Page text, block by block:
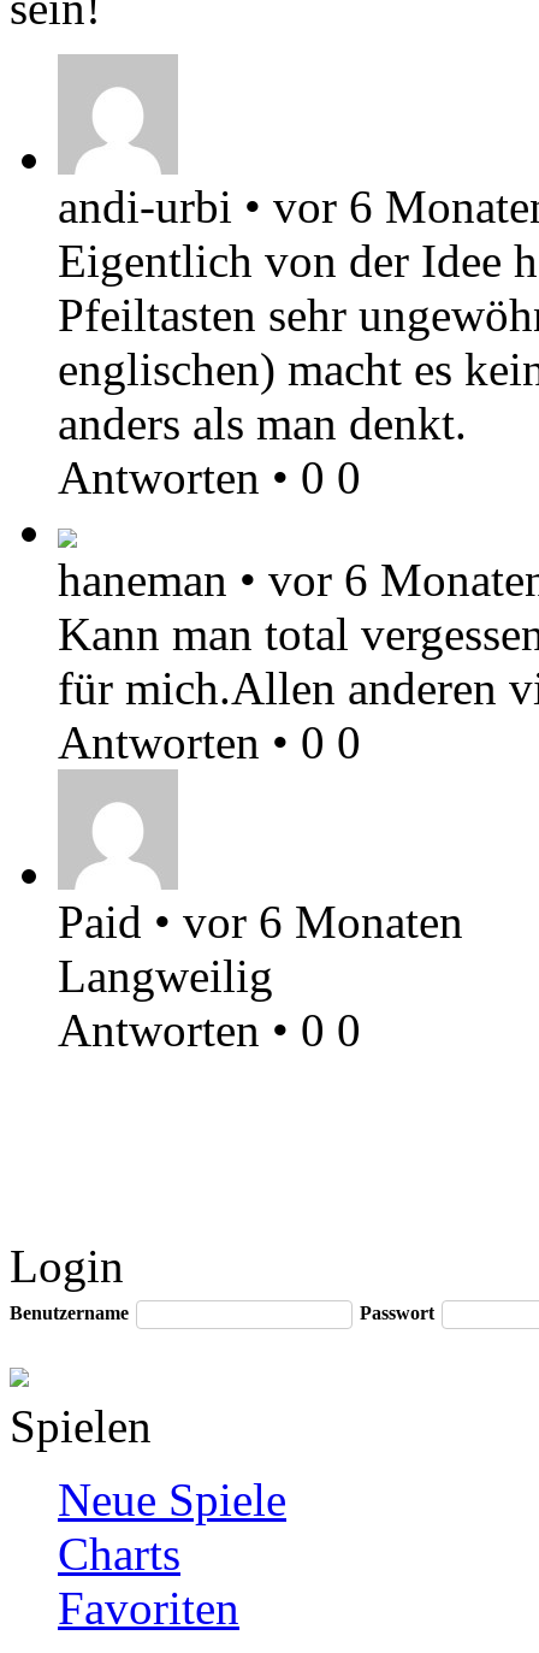
andi-urbi • vor 6
Eigentlich von der Idee
Pfeiltasten sehr
englischen) macht es
anders als man denkt.
Antworten • 0 0
haneman • vor 6
Kann man total
für mich.Allen anderen
Antworten • 0 0
Paid • vor 6 Monaten
Langweilig
Antworten • 0 0
Login
Benutzername Passwort
Spielen
Neue Spiele
Charts
Favoriten